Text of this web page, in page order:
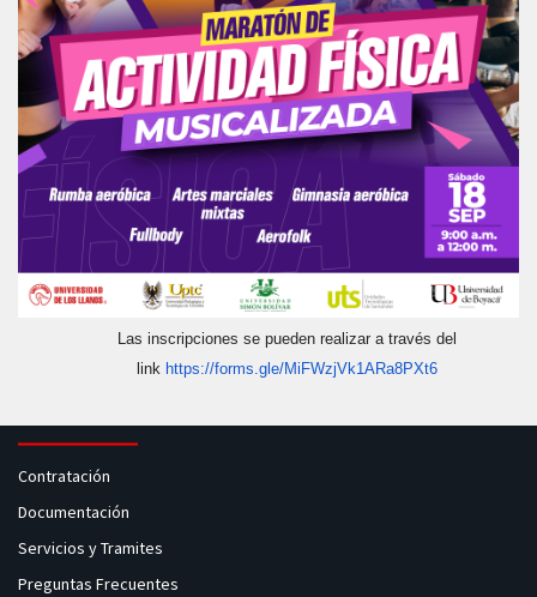
Las inscripciones se pueden realizar a través del
link https://forms.gle/MiFWzjVk1ARa8PXt6
Contratación
Documentación
Servicios y Tramites
Preguntas Frecuentes